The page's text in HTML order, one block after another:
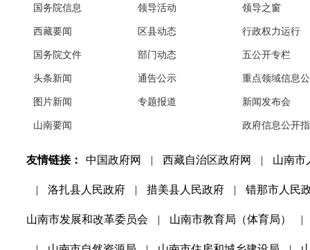
国务院信息
西藏要闻
国务院文件
头条新闻
图片新闻
山南要闻
领导活动
区县动态
部门动态
通告公示
专题报道
领导之窗
行政权力运行
五公开专栏
重点领域信息
新闻发布会
政府信息公开
友情链接： 中国政府网 | 西藏自治区政府网 | 山南市
| 洛扎县人民政府 | 措美县人民政府 | 错那市人民
山南市发展和改革委员会 | 山南市教育局（体育局） |